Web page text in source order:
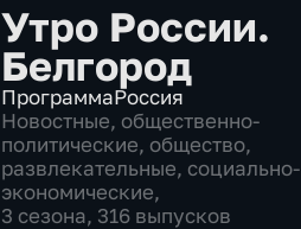
Утро России.
Белгород
ПрограммаРоссия
Новостные, общественно-
политические, общество,
развлекательные, социально-
экономические,
3 сезона, 316 выпусков